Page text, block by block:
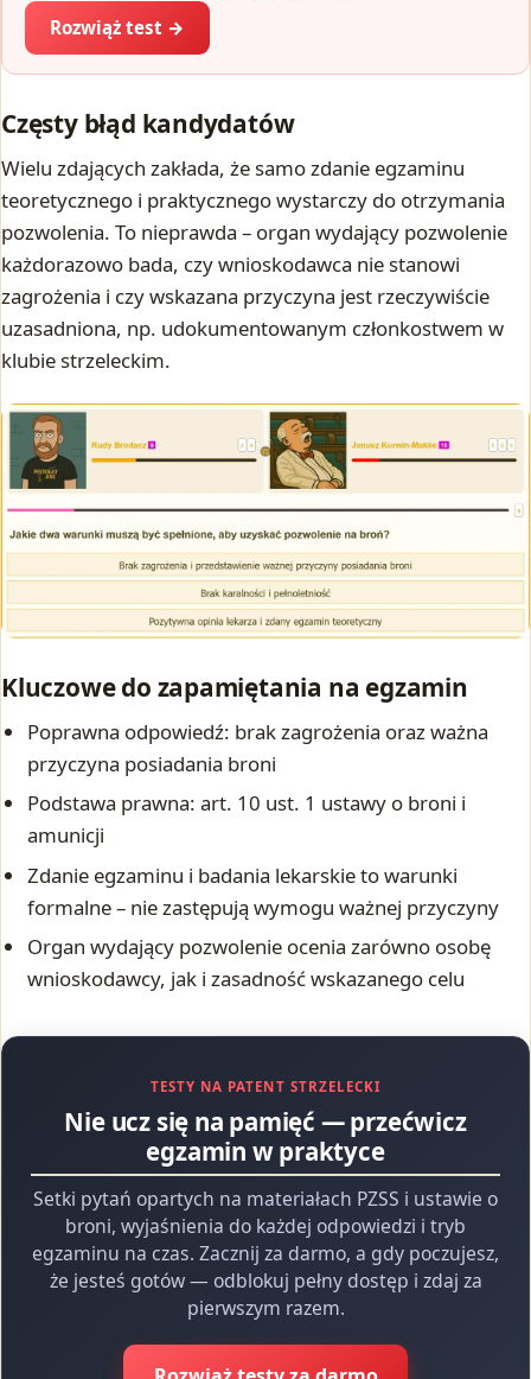
Rozwiąż test →
Częsty błąd kandydatów
Wielu zdających zakłada, że samo zdanie egzaminu
teoretycznego i praktycznego wystarczy do otrzymania
pozwolenia. To nieprawda – organ wydający pozwolenie
każdorazowo bada, czy wnioskodawca nie stanowi
zagrożenia i czy wskazana przyczyna jest rzeczywiście
uzasadniona, np. udokumentowanym członkostwem w
klubie strzeleckim.
Kluczowe do zapamiętania na egzamin
Poprawna odpowiedź: brak zagrożenia oraz ważna
przyczyna posiadania broni
Podstawa prawna: art. 10 ust. 1 ustawy o broni i
amunicji
Zdanie egzaminu i badania lekarskie to warunki
formalne – nie zastępują wymogu ważnej przyczyny
Organ wydający pozwolenie ocenia zarówno osobę
wnioskodawcy, jak i zasadność wskazanego celu
TESTY NA PATENT STRZELECKI
Nie ucz się na pamięć — przećwicz
egzamin w praktyce
Setki pytań opartych na materiałach PZSS i ustawie o
broni, wyjaśnienia do każdej odpowiedzi i tryb
egzaminu na czas. Zacznij za darmo, a gdy poczujesz,
że jesteś gotów — odblokuj pełny dostęp i zdaj za
pierwszym razem.